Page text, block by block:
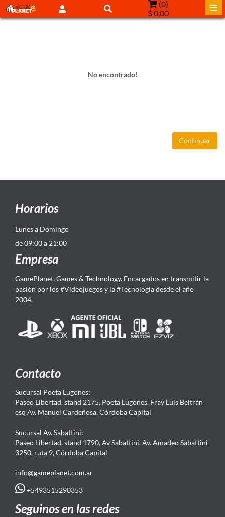
(0)
$ 0,00
No encontrado!
Continuar
Horarios
Lunes a Domingo
de 09:00 a 21:00
Empresa
GamePlanet, Games & Technology. Encargados en transmitir la
pasión por los #Videojuegos y la #Tecnología desde el año
2004.
Contacto
Sucursal Poeta Lugones:
Paseo Libertad, stand 2175, Poeta Lugones. Fray Luis Beltrán
esq Av. Manuel Cardeñosa, Córdoba Capital
Sucursal Av. Sabattini:
Paseo Libertad, stand 1790, Av Sabattini. Av. Amadeo Sabattini
3250, ruta 9, Córdoba Capital
info@gameplanet.com.ar
+5493515290353
Seguinos en las redes